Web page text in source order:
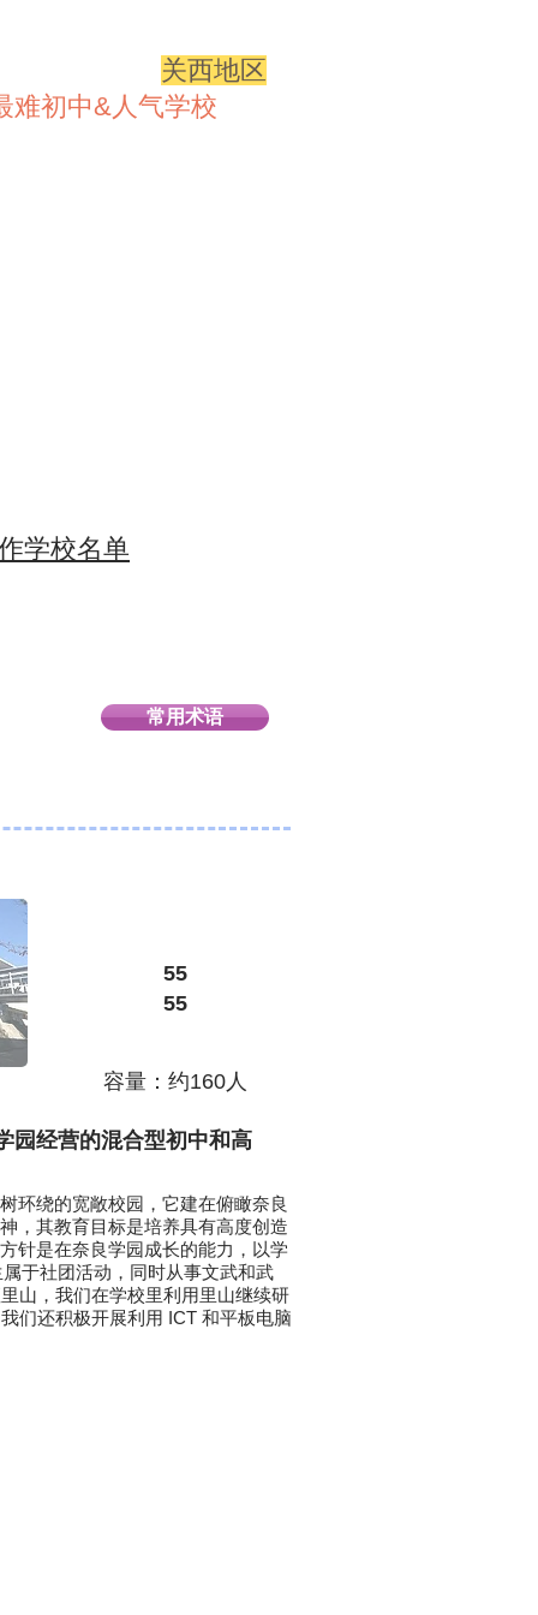
关西地区
难初中&人气学校
学校名单
常用术语
​55
55
容量：约160人
园经营的混合型初中和高
环绕的宽敞校园，它建在俯瞰奈良
，其教育目标是培养具有高度创造
针是在奈良学园成长的能力，以学
于社团活动，同时从事文武和武
山，我们在学校里利用里山继续研
们还积极开展利用 ICT 和平板电脑